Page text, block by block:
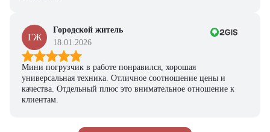
ГЖ
Городской житель
18.01.2026
Мини погрузчик в работе понравился, хорошая
универсальная техника. Отличное соотношение цены и
качества. Отдельный плюс это внимательное отношение к
клиентам.